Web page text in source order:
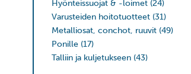
Hyönteissuojat & -loimet (24)
Varusteiden hoitotuotteet (31)
Metalliosat, conchot, ruuvit (49)
Ponille (17)
Talliin ja kuljetukseen (43)